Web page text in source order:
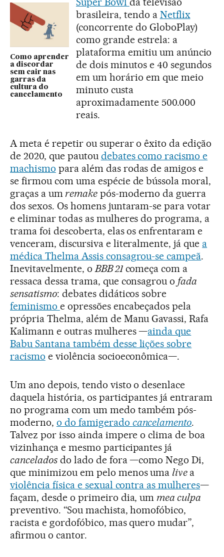
Como aprender
a discordar
sem cair nas
garras da
cultura do
cancelamento
brasileira, tendo a Netflix
(concorrente do GloboPlay)
como grande estrela: a
plataforma emitiu um anúncio
de dois minutos e 40 segundos
em um horário em que meio
minuto custa
aproximadamente 500.000
reais.
A meta é repetir ou superar o êxito da edição
de 2020, que pautou debates como racismo e
machismo para além das rodas de amigos e
se firmou com uma espécie de bússola moral,
graças a umremakepós-moderno da guerra
dos sexos. Os homens juntaram-se para votar
e eliminar todas as mulheres do programa, a
trama foi descoberta, elas os enfrentaram e
venceram, discursiva e literalmente, já que a
médica Thelma Assis consagrou-se campeã.
Inevitavelmente, oBBB 21 começa com a
ressaca dessa trama, que consagrou o fada
sensatismo: debates didáticos sobre
feminismo e opressões encabeçados pela
própria Thelma, além de Manu Gavassi, Rafa
Kalimann e outras mulheres —ainda que
Babu Santana também desse lições sobre
racismo e violência socioeconômica—.
Um ano depois, tendo visto o desenlace
daquela história, os participantes já entraram
no programa com um medo também pós-
moderno, o do famigerado cancelamento.
Talvez por isso ainda impere o clima de boa
vizinhança e mesmo participantes já
canceladosdo lado de fora —como Nego Di,
que minimizou em pelo menos uma live a
violência física e sexual contra as mulheres—
façam, desde o primeiro dia, ummea culpa
preventivo. “Sou machista, homofóbico,
racista e gordofóbico, mas quero mudar”,
afirmou o cantor.